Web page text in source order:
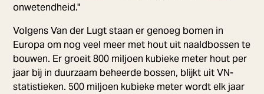
onwetendheid."
Volgens Van der Lugt staan er genoeg bomen in
Europa om nog veel meer met hout uit naaldbossen te
bouwen. Er groeit 800 miljoen kubieke meter hout per
jaar bij in duurzaam beheerde bossen, blijkt uit VN-
statistieken. 500 miljoen kubieke meter wordt elk jaar